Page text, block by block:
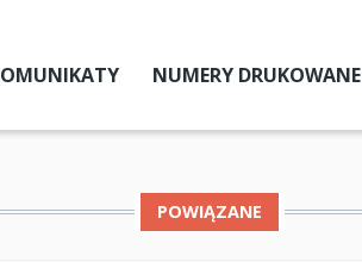
NUMERY DRUKOWANE
Aktualny numer
POWIĄZANE